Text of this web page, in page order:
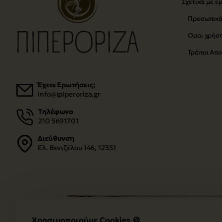
Χρησιμοποιούμε Cookies 🍪
Έχετε Ερωτήσεις;
info@ipiperoriza.gr
Τηλέφωνο
210 5691701
Διεύθυνση
Ελ. Βενιζέλου 146, 12351
Όροι
Τρόποι